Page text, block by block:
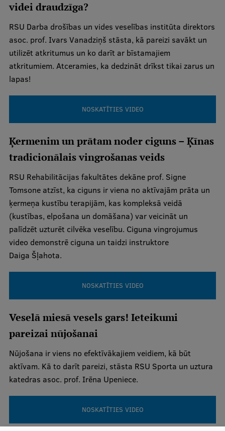
Atvērtā universitāte
Sagatavošanas kursi
Profesionālās pilnveides kursi
ESF kvalifikācijas celšanas kursi
Kvalifikācijas atbilstības pārbaude
Pētniecība
Zinātniskie institūti un laboratorijas
Pētniecības datu pārvaldība
RSU zinātnes portāls
Zinātnes ietekme
Doktorantūras skola
Pētniecības projekti
Vertikāli integrētie projekti
Zinātniskās konferences
Inovāciju centrs
videi draudzīga?
RSU Darba drošības un vides veselības institūta direktors
asoc. prof. Ivars Vanadziņš stāsta, kā pareizi savākt un
utilizēt atkritumus un ko darīt ar bīstamajiem
atkritumiem. Atceramies, ka dedzināt drīkst tikai zarus un
lapas!
NOSKATĪTIES VIDEO
Ķermenim un prātam noder ciguns – Ķīnas
tradicionālais vingrošanas veids
RSU Rehabilitācijas fakultātes dekāne prof. Signe
Tomsone atzīst, ka ciguns ir viena no aktīvajām prāta un
ķermeņa kustību terapijām, kas kompleksā veidā
(kustības, elpošana un domāšana) var veicināt un
palīdzēt uzturēt cilvēka veselību. Ciguna vingrojumus
video demonstrē ciguna un taidzi instruktore
Daiga Šļahota.
NOSKATĪTIES VIDEO
Veselā miesā vesels gars! Ieteikumi
pareizai nūjošanai
Nūjošana ir viens no efektīvākajiem veidiem, kā būt
aktīvam. Kā to darīt pareizi, stāsta RSU Sporta un uztura
katedras asoc. prof. Irēna Upeniece.
NOSKATĪTIES VIDEO